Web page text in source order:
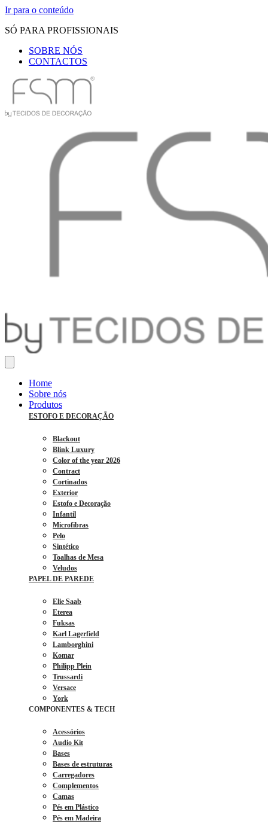
Ir para o conteúdo
SÓ PARA PROFISSIONAIS
SOBRE NÓS
CONTACTOS
Home
Sobre nós
Produtos
ESTOFO E DECORAÇÃO
Blackout
Blink Luxury
Color of the year 2026
Contract
Cortinados
Exterior
Estofo e Decoração
Infantil
Microfibras
Pelo
Sintético
Toalhas de Mesa
Veludos
PAPEL DE PAREDE
Elie Saab
Eterea
Fuksas
Karl Lagerfield
Lamborghini
Komar
Philipp Plein
Trussardi
Versace
York
COMPONENTES & TECH
Acessórios
Audio Kit
Bases
Bases de estruturas
Carregadores
Complementos
Camas
Pés em Plástico
Pés em Madeira